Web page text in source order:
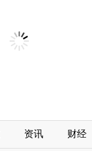
资讯 财经